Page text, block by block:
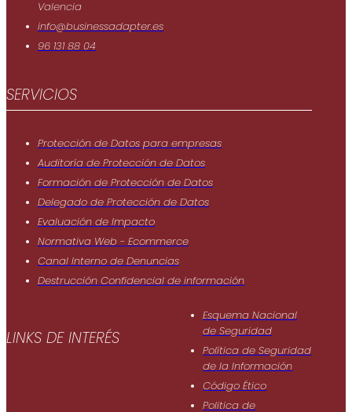
Valencia
info@businessadapter.es
96 131 88 04
SERVICIOS
Protección de Datos para empresas
Auditoría de Protección de Datos
Formación de Protección de Datos
Delegado de Protección de Datos
Evaluación de Impacto
Normativa Web - Ecommerce
Canal Interno de Denuncias
Destrucción Confidencial de información
LINKS DE INTERÉS
Esquema Nacional
de Seguridad
Política de Seguridad
de Ia Información
Código Ético
Politica de